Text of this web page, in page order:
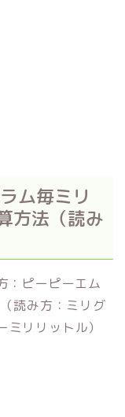
ム毎ミリ
方法（読み
：ピーピーエム
読み方：ミリグ
リリットル）